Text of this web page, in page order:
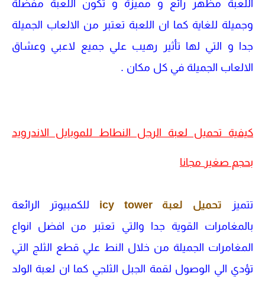
اللعبة مظهر رائع و مميزة و تكون اللعبة مفضلة
وجميلة للغاية كما ان اللعبة تعتبر من الالعاب الجميلة
جدا و التي لها تأثير رهيب علي جميع لاعبي وعشاق
الالعاب الجميلة في كل مكان .
كيفية تحميل لعبة الرجل النطاط للموبايل الاندرويد
بحجم صغير مجانا
تتميز تحميل لعبة icy tower
للكمبيوتر الرائعة
بالمغامرات القوية جدا والتي تعتبر من افضل انواع
المغامرات الجميلة من خلال النط علي قطع الثلج التي
تؤدي الي الوصول لقمة الجبل الثلجي كما ان لعبة الولد